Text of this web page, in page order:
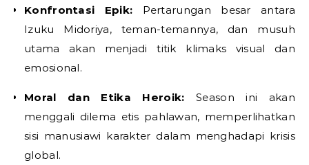
Konfrontasi Epik: Pertarungan besar antara
Izuku Midoriya, teman-temannya, dan musuh
utama akan menjadi titik klimaks visual dan
emosional.
Moral dan Etika Heroik: Season ini akan
menggali dilema etis pahlawan, memperlihatkan
sisi manusiawi karakter dalam menghadapi krisis
global.